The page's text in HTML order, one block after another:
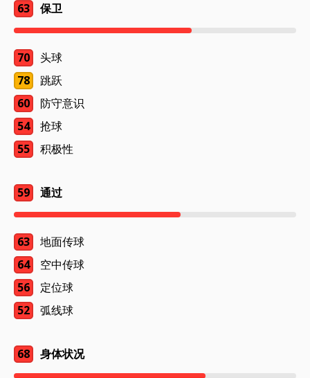
63 保卫
70
头球
78
跳跃
60
防守意识
54
抢球
55
积极性
59 通过
63
地面传球
64
空中传球
56
定位球
52
弧线球
68 身体状况